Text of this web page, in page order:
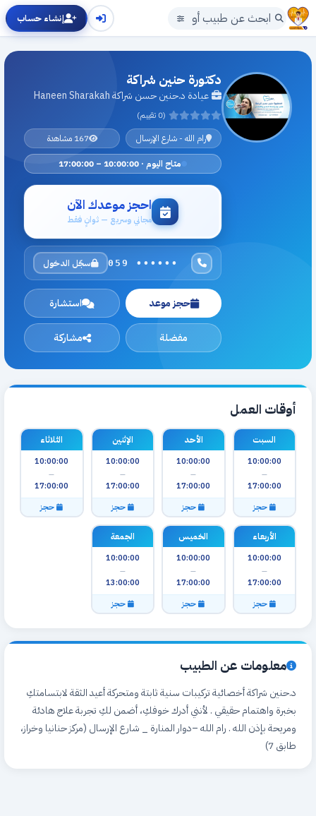
إنشاء حساب
دكتورة حنين شراكة
عيادة د.حنين حسن شراكة Haneen Sharakah
(0 تقييم)
رام الله - شارع الإرسال
167 مشاهدة
متاح اليوم · 10:00:00 – 17:00:00
احجز موعدك الآن
مجاني وسريع — ثوانٍ فقط
059 •••••• سجّل الدخول
حجز موعد استشارة
مفضلة مشاركة
أوقات العمل
السبت
10:00:00
—
17:00:00
حجز
الأحد
10:00:00
—
17:00:00
حجز
الإثنين
10:00:00
—
17:00:00
حجز
الثلاثاء
10:00:00
—
17:00:00
حجز
الأربعاء
10:00:00
—
17:00:00
حجز
الخميس
10:00:00
—
17:00:00
حجز
الجمعة
10:00:00
—
13:00:00
حجز
معلومات عن الطبيب
د.حنين شراكة أخصائية تركيبات سنية ثابتة ومتحركة أعيد الثقة لابتسامتكِ
بخبرة واهتمام حقيقي . لأنني أدرك خوفكِ، أضمن لكِ تجربة علاج هادئة
ومريحة بإذن الله . رام الله –دوار المنارة _ شارع الإرسال (مركز حنانيا وخراز،
طابق 7)